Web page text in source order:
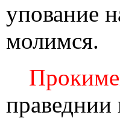
упование
молимся.
праведнии